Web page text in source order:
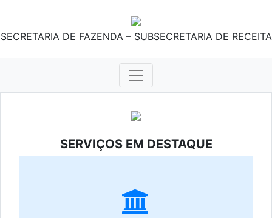
SECRETARIA DE FAZENDA – SUBSECRETARIA DE RECEITA
SERVIÇOS EM DESTAQUE